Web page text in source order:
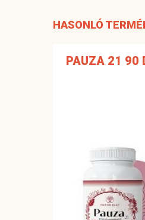
HASONLÓ
PAUZA 21 90